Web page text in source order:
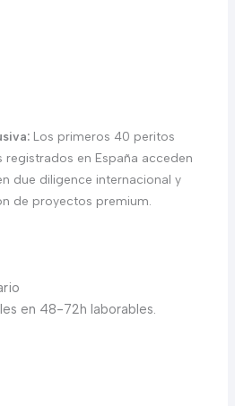
Los primeros 40 peritos
registrados en España acceden
due diligence internacional y
de proyectos premium.
en 48-72h laborables.